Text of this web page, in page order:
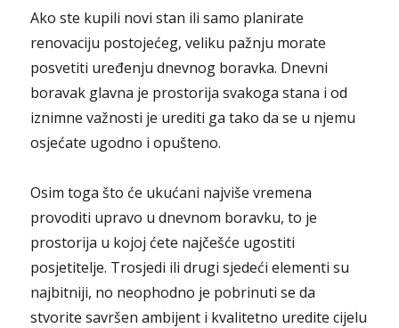
Ako ste kupili novi stan ili samo planirate
renovaciju postojećeg, veliku pažnju morate
posvetiti uređenju dnevnog boravka. Dnevni
boravak glavna je prostorija svakoga stana i od
iznimne važnosti je urediti ga tako da se u njemu
osjećate ugodno i opušteno.
Osim toga što će ukućani najviše vremena
provoditi upravo u dnevnom boravku, to je
prostorija u kojoj ćete najčešće ugostiti
posjetitelje. Trosjedi ili drugi sjedeći elementi su
najbitniji, no neophodno je pobrinuti se da
stvorite savršen ambijent i kvalitetno uredite cijelu